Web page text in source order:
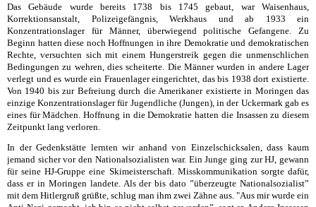
Das Gebäude wurde bereits 1738 bis 1745 gebaut, war Waisenhaus,
Korrektionsanstalt, Polizeigefängnis, Werkhaus und ab 1933 ein
Konzentrationslager für Männer, überwiegend politische Gefangene. Zu
Beginn hatten diese noch Hoffnungen in ihre Demokratie und demokratischen
Rechte, versuchten sich mit einem Hungerstreik gegen die unmenschlichen
Bedingungen zu wehren, dies scheiterte. Die Männer wurden in andere Lager
verlegt und es wurde ein Frauenlager eingerichtet, das bis 1938 dort existierte.
Von 1940 bis zur Befreiung durch die Amerikaner existierte in Moringen das
einzige Konzentrationslager für Jugendliche (Jungen), in der Uckermark gab es
eines für Mädchen. Hoffnung in die Demokratie hatten die Insassen zu diesem
Zeitpunkt lang verloren.
In der Gedenkstätte lernten wir anhand von Einzelschicksalen, dass kaum
jemand sicher vor den Nationalsozialisten war. Ein Junge ging zur HJ, gewann
für seine HJ-Gruppe eine Skimeisterschaft. Misskommunikation sorgte dafür,
dass er in Moringen landete. Als der bis dato ”überzeugte Nationalsozialist”
mit dem Hitlergruß grüßte, schlug man ihm zwei Zähne aus. "Aus mir wurde ein